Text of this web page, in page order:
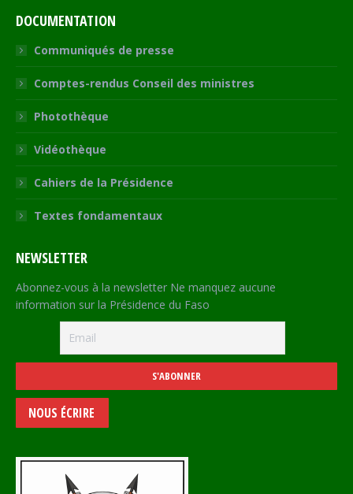
DOCUMENTATION
Communiqués de presse
Comptes-rendus Conseil des ministres
Photothèque
Vidéothèque
Cahiers de la Présidence
Textes fondamentaux
NEWSLETTER
Abonnez-vous à la newsletter Ne manquez aucune
information sur la Présidence du Faso
NOUS ÉCRIRE